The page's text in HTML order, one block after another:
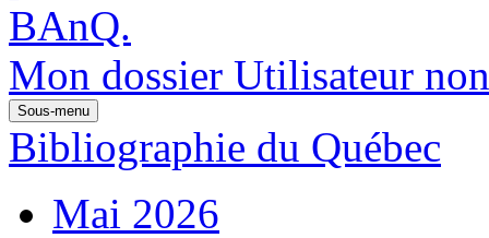
Mon dossier Utilisateur
Sous-menu
Bibliographie du Québec
Mai 2026